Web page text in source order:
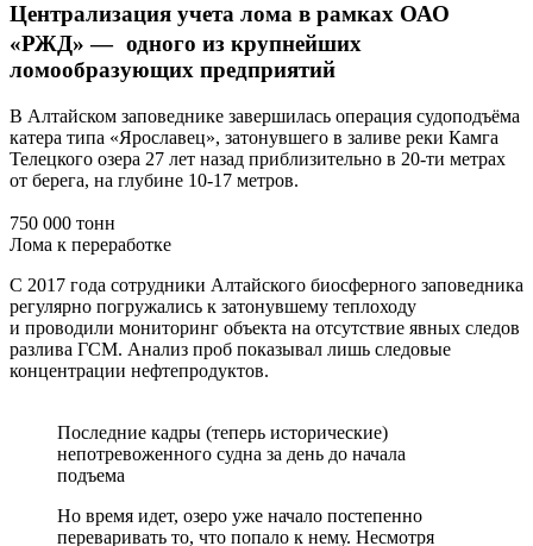
Централизация учета лома в рамках ОАО
«РЖД» — одного из крупнейших
ломообразующих предприятий
В Алтайском заповеднике завершилась операция судоподъёма
катера типа «Ярославец», затонувшего в заливе реки Камга
Телецкого озера 27 лет назад приблизительно в 20-ти метрах
от берега, на глубине 10-17 метров.
750 000 тонн
Лома к переработке
С 2017 года сотрудники Алтайского биосферного заповедника
регулярно погружались к затонувшему теплоходу
и проводили мониторинг объекта на отсутствие явных следов
разлива ГСМ. Анализ проб показывал лишь следовые
концентрации нефтепродуктов.
Последние кадры (теперь исторические)
непотревоженного судна за день до начала
подъема
Но время идет, озеро уже начало постепенно
переваривать то, что попало к нему. Несмотря